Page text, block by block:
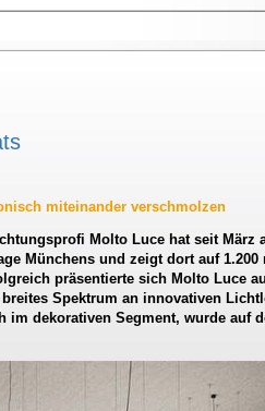
miteinander verschmolzen
Molto Luce hat seit März
Münchens und zeigt dort auf 1.200
präsentierte sich Molto Luce
Spektrum an innovativen
im dekorativen Segment, wurde auf